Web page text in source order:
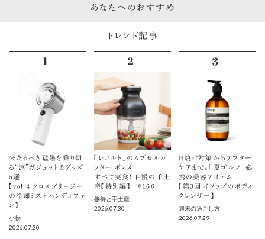
あなたへのおすすめ
トレンド記事
来たるべき猛暑を乗り切
る“涼”ガジェット＆グッズ
5選
【vol.４ クロスブリージー
の冷却ミストハンディファ
ン】
小物
2026.07.30
「レコルト」のカプセルカ
ッター ボンヌ
すべて実食！ 自慢の手土
産【特別編】 ＃166
接待と手土産
2026.07.30
日焼け対策からアフター
ケアまで。「夏ゴルフ」必
携の美容アイテム
【第3回 イソップのボディ
クレンザー】
週末の過ごし方
2026.07.29